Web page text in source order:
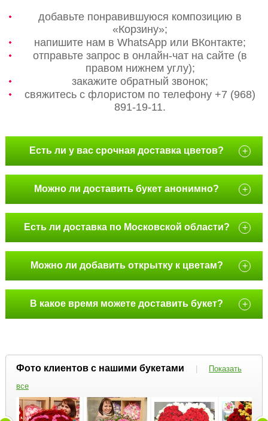
добавьте понравившуюся композицию в
«Корзину»;
напишите нам в WhatsApp или ВКонтакте;
отправьте запрос в онлайн-чат на сайте (в
правом нижнем углу);
закажите обратный звонок;
свяжитесь с флористом по телефону +7 (968)
891-19-11.
Есть ли у вас срочная доставка цветов? +
Можно ли доставить букет анонимно? +
Есть ли доставка по Московской области? +
Можно ли добавить открытку к цветам? +
В какое время можете доставить букет? +
Фото клиентов с нашими букетами |
Показать
все